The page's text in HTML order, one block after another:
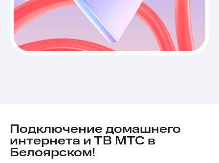
Подключение домашнего
интернета и ТВ МТС в
Белоярском!